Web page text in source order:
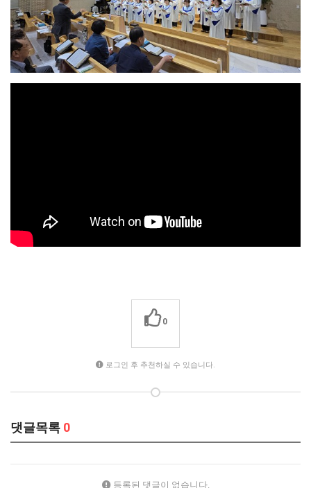
0
로그인 후 추천하실 수 있습니다.
댓글목록 0
등록된 댓글이 없습니다.